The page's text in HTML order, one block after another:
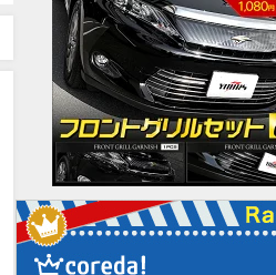
2025-05-23